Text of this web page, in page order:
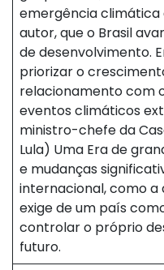
emergência
autor, que o Brasil
de desenvolvimento.
priorizar o
relacionamento com
eventos climáticos
ministro-chefe da
Lula) Uma Era de
e mudanças
internacional, como a
exige de um país
controlar o próprio
futuro.